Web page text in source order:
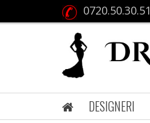
0720.50.30.51
DESIGNERI